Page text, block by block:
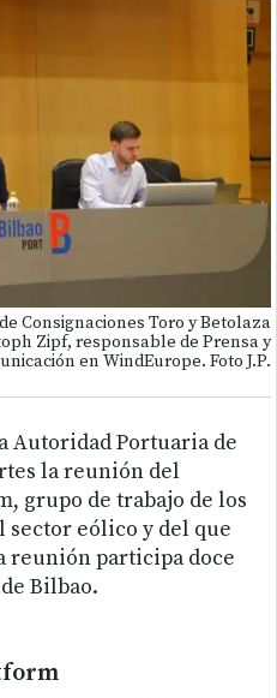
Consignaciones Toro y Betolaza
Zipf, responsable de Prensa y
en WindEurope. Foto J.P.
Autoridad Portuaria de
la reunión del
grupo de trabajo de los
sector eólico y del que
reunión participa doce
Bilbao.